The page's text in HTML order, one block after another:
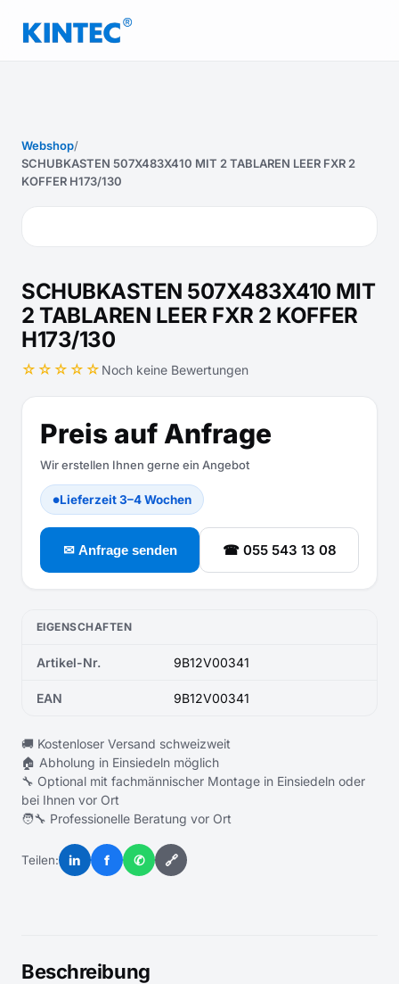
Webshop/
SCHUBKASTEN 507X483X410 MIT 2 TABLAREN LEER FXR 2
KOFFER H173/130
SCHUBKASTEN 507X483X410 MIT
2 TABLAREN LEER FXR 2 KOFFER
H173/130
☆☆☆☆☆ Noch keine Bewertungen
Preis auf Anfrage
Wir erstellen Ihnen gerne ein Angebot
●Lieferzeit 3–4 Wochen
✉ Anfrage senden ☎ 055 543 13 08
EIGENSCHAFTEN
Artikel-Nr. 9B12V00341
EAN 9B12V00341
🚚 Kostenloser Versand schweizweit
🏠 Abholung in Einsiedeln möglich
🔧 Optional mit fachmännischer Montage in Einsiedeln oder
bei Ihnen vor Ort
🧑‍🔧 Professionelle Beratung vor Ort
Teilen: in f ✆ 🔗
Beschreibung